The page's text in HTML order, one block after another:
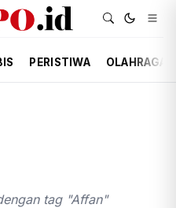
PERISTIWA OLAHRAGA
tag "Affan"